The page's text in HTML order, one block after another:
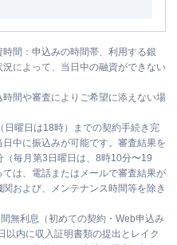
間：申込みの時間帯、利用する銀
によって、当日中の融資ができない
間や審査によりご希望に添えない場
日曜日は18時）までの契約手続き完
中に振込みが可能です。審査結果を
毎月第3日曜日は、8時10分〜19
は、電話またはメールで審査結果が
および、メンテナンス時間等を除き
無利息（初めての契約・Web申込み
以内に収入証明書類の提出とレイク